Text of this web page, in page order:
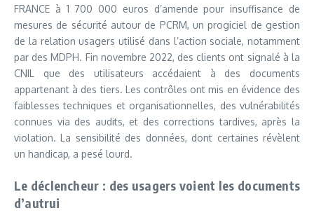
FRANCE à 1 700 000 euros d’amende pour insuffisance de
mesures de sécurité autour de PCRM, un progiciel de gestion
de la relation usagers utilisé dans l’action sociale, notamment
par des MDPH. Fin novembre 2022, des clients ont signalé à la
CNIL que des utilisateurs accédaient à des documents
appartenant à des tiers. Les contrôles ont mis en évidence des
faiblesses techniques et organisationnelles, des vulnérabilités
connues via des audits, et des corrections tardives, après la
violation. La sensibilité des données, dont certaines révèlent
un handicap, a pesé lourd.
Le déclencheur : des usagers voient les documents
d’autrui